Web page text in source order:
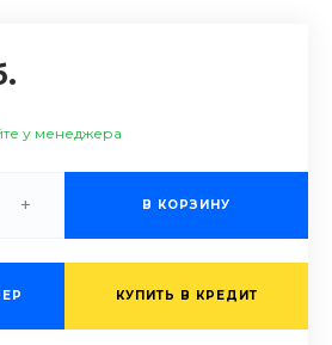
у менеджера
+ В КОРЗИНУ
КУПИТЬ В КРЕДИТ